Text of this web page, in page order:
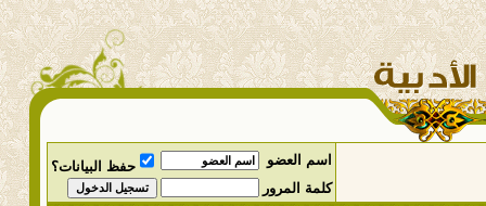
اسم العضو
حفظ البيانات؟
كلمة المرور